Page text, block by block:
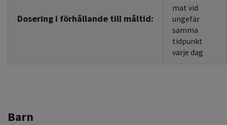
Dosering i förhållande till måltid:
mat vid
ungefär
samma
tidpunkt
varje dag
Barn